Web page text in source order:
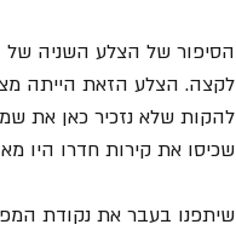
הסיפור של הצלע השניה של
לקצה. הצלע הזאת הייתה
להקות שלא נזכיר כאן את
שכיסו את קירות חדרו היו
שיתפנו בעבר את נקודת